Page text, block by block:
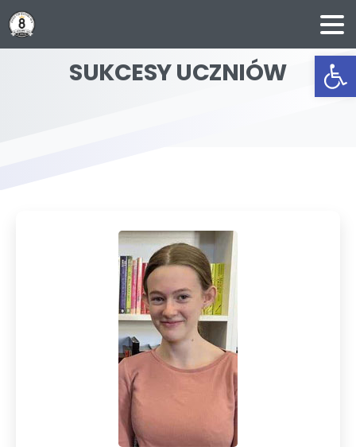
SUKCESYUCZNIÓW